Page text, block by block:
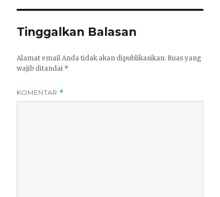
Tinggalkan Balasan
Alamat email Anda tidak akan dipublikasikan. Ruas yang
wajib ditandai *
KOMENTAR *